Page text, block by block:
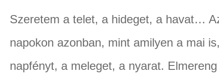
Szeretem a telet, a hideget, a havat…
napokon azonban, mint amilyen a mai
napfényt, a meleget, a nyarat.